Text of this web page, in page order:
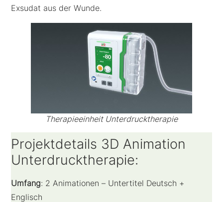
Exsudat aus der Wunde.
Therapieeinheit Unterdrucktherapie
Projektdetails 3D Animation
Unterdrucktherapie:
Umfang: 2 Animationen – Untertitel Deutsch +
Englisch